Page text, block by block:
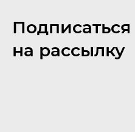
Подписаться
на рассылку